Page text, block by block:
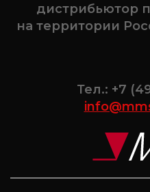
дистрибьютор
на территории
Тел.: +7